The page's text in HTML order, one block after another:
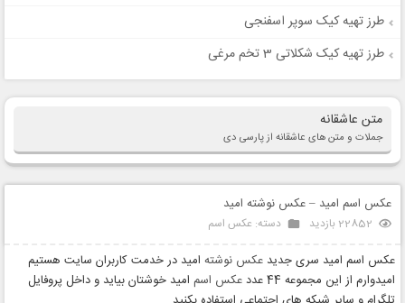
طرز تهیه کیک سوپر اسفنجی
طرز تهیه کیک شکلاتی 3 تخم مرغی
متن عاشقانه
جملات و متن های عاشقانه از پارسی دی
عکس اسم امید – عکس نوشته امید
22852 بازدید دسته: عکس اسم
عکس اسم امید سری جدید عکس نوشته امید در خدمت کاربران سایت هستیم
امیدوارم از این مجموعه 44 عدد
عکس اسم امید خوشتان بیاید و داخل پروفایل